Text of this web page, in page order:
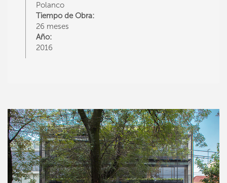
Polanco
Tiempo de Obra:
26 meses
Año:
2016